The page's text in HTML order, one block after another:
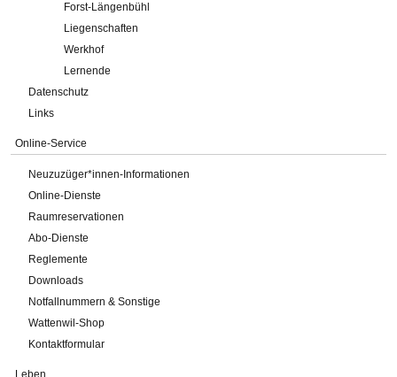
Forst-Längenbühl
Liegenschaften
Werkhof
Lernende
Datenschutz
Links
Online-Service
Neuzuzüger*innen-Informationen
Online-Dienste
Raumreservationen
Abo-Dienste
Reglemente
Downloads
Notfallnummern & Sonstige
Wattenwil-Shop
Kontaktformular
Leben